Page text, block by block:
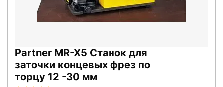
Partner MR-X5 Станок для
заточки концевых фрез по
торцу 12 -30 мм